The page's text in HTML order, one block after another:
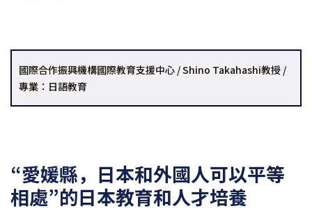
國際合作振興機構國際教育支援中心 / Shino Takahashi教授 /
專業：日語教育
“愛媛縣，日本和外國人可以平等
相處”的日本教育和人才培養